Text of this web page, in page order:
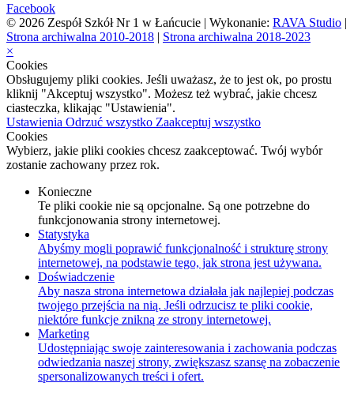
Facebook
© 2026 Zespół Szkół Nr 1 w Łańcucie | Wykonanie: RAVA Studio |
Strona archiwalna 2010-2018 | Strona archiwalna 2018-2023
×
Cookies
Obsługujemy pliki cookies. Jeśli uważasz, że to jest ok, po prostu
kliknij "Akceptuj wszystko". Możesz też wybrać, jakie chcesz
ciasteczka, klikając "Ustawienia".
Ustawienia Odrzuć wszystko Zaakceptuj wszystko
Cookies
Wybierz, jakie pliki cookies chcesz zaakceptować. Twój wybór
zostanie zachowany przez rok.
Konieczne
Te pliki cookie nie są opcjonalne. Są one potrzebne do
funkcjonowania strony internetowej.
Statystyka
Abyśmy mogli poprawić funkcjonalność i strukturę strony
internetowej, na podstawie tego, jak strona jest używana.
Doświadczenie
Aby nasza strona internetowa działała jak najlepiej podczas
twojego przejścia na nią. Jeśli odrzucisz te pliki cookie,
niektóre funkcje znikną ze strony internetowej.
Marketing
Udostępniając swoje zainteresowania i zachowania podczas
odwiedzania naszej strony, zwiększasz szansę na zobaczenie
spersonalizowanych treści i ofert.